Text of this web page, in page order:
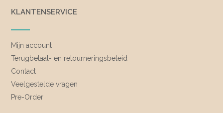
KLANTENSERVICE
Mijn account
Terugbetaal- en retourneringsbeleid
Contact
Veelgestelde vragen
Pre-Order